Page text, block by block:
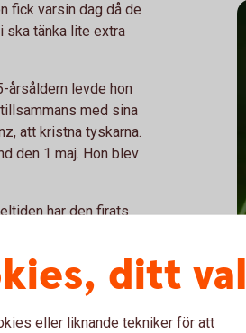
fick varsin dag då de
ska tänka lite extra
årsåldern levde hon
med sina
att kristna tyskarna.
den 1 maj. Hon blev
har den firats
tradition tänds eldar
väg.
ditt val
eller liknande tekniker för att